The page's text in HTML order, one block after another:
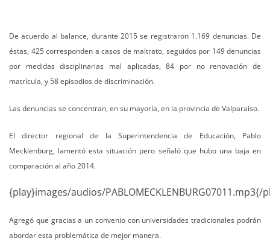
De acuerdo al balance, durante 2015 se registraron 1.169 denuncias. De
éstas, 425 corresponden a casos de maltrato, seguidos por 149 denuncias
por medidas disciplinarias mal aplicadas, 84 por no renovación de
matrícula, y 58 episodios de discriminación.
Las denuncias se concentran, en su mayoría, en la provincia de Valparaíso.
El director regional de la Superintendencia de Educación, Pablo
Mecklenburg, lamentó esta situación pero señaló que hubo una baja en
comparación al año 2014.
{play}images/audios/PABLOMECKLENBURG07011.mp3{/
Agregó que gracias a un convenio con universidades tradicionales podrán
abordar esta problemática de mejor manera.